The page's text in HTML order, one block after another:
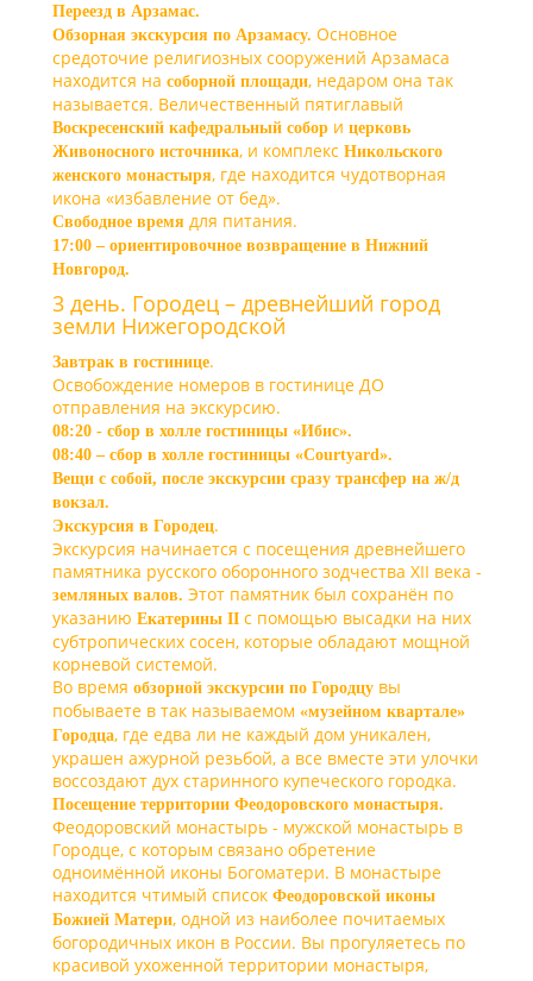
Переезд в Арзамас.
Обзорная экскурсия по Арзамасу. Основное
средоточие религиозных сооружений Арзамаса
находится на соборной площади, недаром она так
называется. Величественный пятиглавый
Воскресенский кафедральный собор и церковь
Живоносного источника, и комплекс Никольского
женского монастыря, где находится чудотворная
икона «избавление от бед».
Свободное время для питания.
17:00 – ориентировочное возвращение в Нижний
Новгород.
3 день. Городец – древнейший город
земли Нижегородской
Завтрак в гостинице.
Освобождение номеров в гостинице ДО
отправления на экскурсию.
08:20 - сбор в холле гостиницы «Ибис».
08:40 – сбор в холле гостиницы «Courtyard».
Вещи с собой, после экскурсии сразу трансфер на ж/д
вокзал.
Экскурсия в Городец.
Экскурсия начинается с посещения древнейшего
памятника русского оборонного зодчества XII века -
земляных валов. Этот памятник был сохранён по
указанию Екатерины II с помощью высадки на них
субтропических сосен, которые обладают мощной
корневой системой.
Во время обзорной экскурсии по Городцу вы
побываете в так называемом «музейном квартале»
Городца, где едва ли не каждый дом уникален,
украшен ажурной резьбой, а все вместе эти улочки
воссоздают дух старинного купеческого городка.
Посещение территории Феодоровского монастыря.
Феодоровский монастырь - мужской монастырь в
Городце, с которым связано обретение
одноимённой иконы Богоматери. В монастыре
находится чтимый список Феодоровской иконы
Божией Матери, одной из наиболее почитаемых
богородичных икон в России. Вы прогуляетесь по
красивой ухоженной территории монастыря,